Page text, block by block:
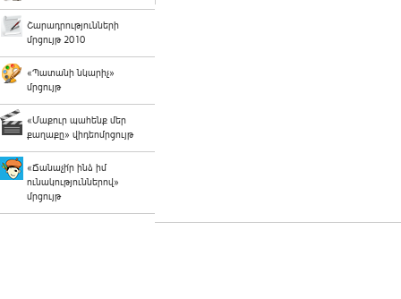
Շարադրությունների
մրցույթ 2010
«Պատանի նկարիչ»
մրցույթ
«Մաքուր պահենք մեր
քաղաքը» վիդեոմրցույթ
«Ճանաչի՛ր ինձ իմ
ունակություններով»
մրցույթ